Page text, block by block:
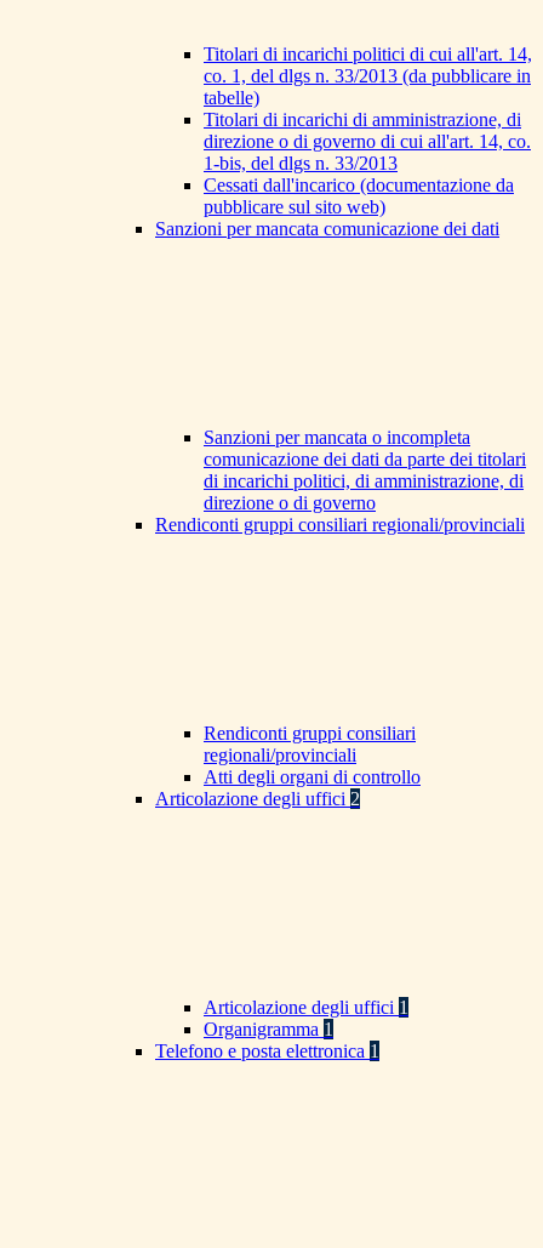
Titolari di incarichi politici di cui all'art. 14,
co. 1, del dlgs n. 33/2013 (da pubblicare in
tabelle)
Titolari di incarichi di amministrazione, di
direzione o di governo di cui all'art. 14, co.
1-bis, del dlgs n. 33/2013
Cessati dall'incarico (documentazione da
pubblicare sul sito web)
Sanzioni per mancata comunicazione dei dati
Sanzioni per mancata o incompleta
comunicazione dei dati da parte dei titolari
di incarichi politici, di amministrazione, di
direzione o di governo
Rendiconti gruppi consiliari regionali/provinciali
Rendiconti gruppi consiliari
regionali/provinciali
Atti degli organi di controllo
Articolazione degli uffici 2
Articolazione degli uffici 1
Organigramma 1
Telefono e posta elettronica 1